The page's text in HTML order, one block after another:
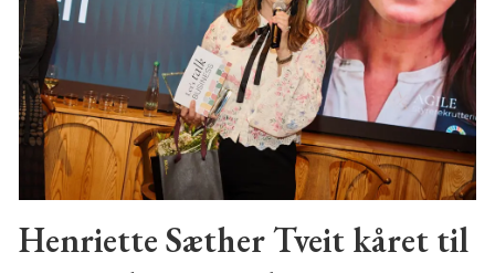
Henriette Sæther Tveit kåret til